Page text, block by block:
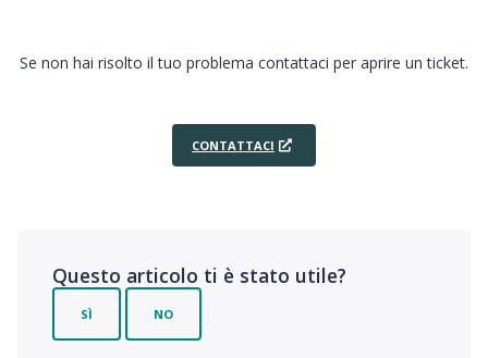
Se non hai risolto il tuo problema contattaci per aprire un ticket.
CONTATTACI
Questo articolo ti è stato utile?
SÌ NO